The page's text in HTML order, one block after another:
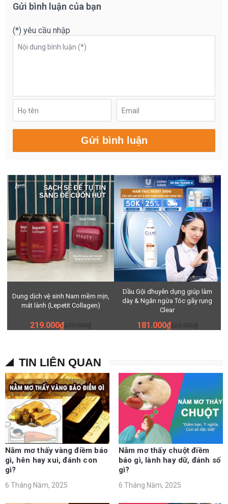
Gửi bình luận của bạn
(*) yêu cầu nhập
Nội dung bình luận (*)
Họ tên Email
Dung dịch vệ sinh Nam mềm mịn,
mát lành (Lepetit Collagen)
219.000₫279.000₫
Dầu Gội dhuyên dụng giúp làm
dày & Ngăn ngừa Tóc gãy rụng
Clear
181.000₫223.000₫
TIN LIÊN QUAN
Nằm mơ thấy vàng điềm báo
gì, hên hay xui, đánh con
gì?
6 Tháng Năm, 2025
Nằm mơ thấy chuột điềm
báo gì, lành hay dữ, đánh số
gì?
6 Tháng Năm, 2025